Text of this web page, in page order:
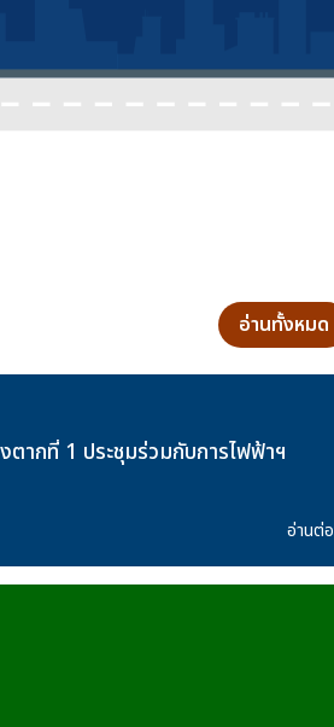
อ่านทั้งหมด
ตากที่ 1 ประชุมร่วมกับการไฟฟ้าฯ
อ่านต่อ